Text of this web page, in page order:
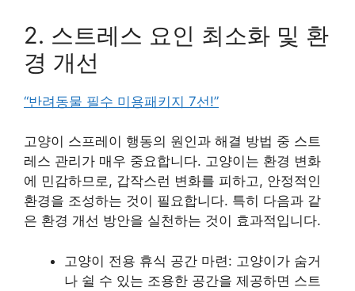
2. 스트레스 요인 최소화 및 환
경 개선
“반려동물 필수 미용패키지 7선!”
고양이 스프레이 행동의 원인과 해결 방법 중 스트
레스 관리가 매우 중요합니다. 고양이는 환경 변화
에 민감하므로, 갑작스런 변화를 피하고, 안정적인
환경을 조성하는 것이 필요합니다. 특히 다음과 같
은 환경 개선 방안을 실천하는 것이 효과적입니다.
고양이 전용 휴식 공간 마련: 고양이가 숨거
나 쉴 수 있는 조용한 공간을 제공하면 스트